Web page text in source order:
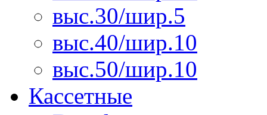
выс.30/шир.5
выс.40/шир.10
выс.50/шир.10
Кассетные